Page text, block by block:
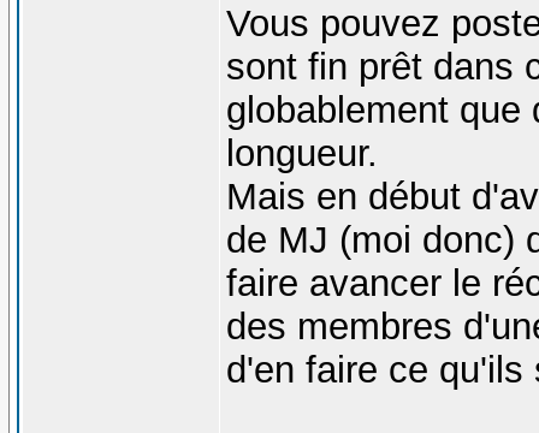
Vous pouvez
sont fin prêt dans
globablement que
longueur.
Mais en début
de MJ (moi donc)
faire avancer le
des membres
d'en faire ce qu'ils